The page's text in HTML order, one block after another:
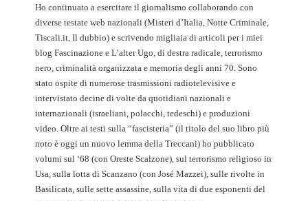
Ho continuato a esercitare il giornalismo collaborando con
diverse testate web nazionali (Misteri d’Italia, Notte Criminale,
Tiscali.it, Il dubbio) e scrivendo migliaia di articoli per i miei
blog Fascinazione e L’alter Ugo, di destra radicale, terrorismo
nero, criminalità organizzata e memoria degli anni 70. Sono
stato ospite di numerose trasmissioni radiotelevisive e
intervistato decine di volte da quotidiani nazionali e
internazionali (israeliani, polacchi, tedeschi) e produzioni
video. Oltre ai testi sulla “fascisteria” (il titolo del suo libro più
noto è oggi un nuovo lemma della Treccani) ho pubblicato
volumi sul ‘68 (con Oreste Scalzone), sul terrorismo religioso in
Usa, sulla lotta di Scanzano (con José Mazzei), sulle rivolte in
Basilicata, sulle sette assassine, sulla vita di due esponenti del